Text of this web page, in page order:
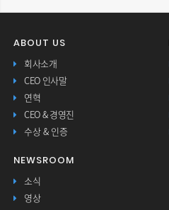
ABOUT US
회사소개
CEO 인사말
연혁
CEO & 경영진
수상 & 인증
NEWSROOM
소식
영상